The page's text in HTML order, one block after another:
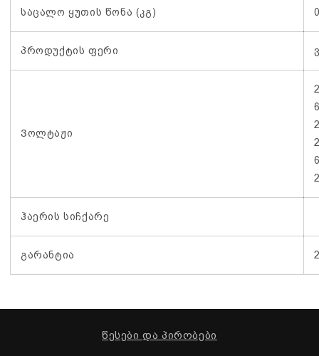
საცალო ყუთის წონა (კგ)
პროდუქტის ფერი
Ვოლტაჟი
ჰაერის სიჩქარე
გარანტია
წესები და პირობები